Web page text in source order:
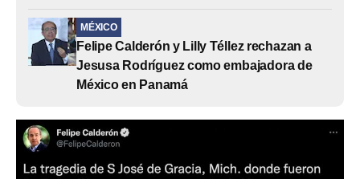
MÉXICO
Felipe Calderón y Lilly Téllez rechazan a
Jesusa Rodríguez como embajadora de
México en Panamá